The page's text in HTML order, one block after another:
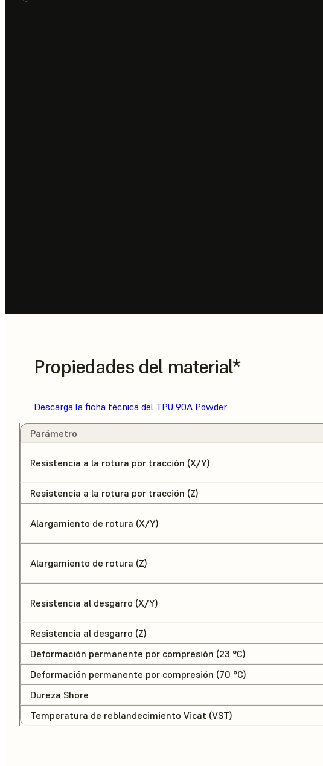
Propiedades del material*
Descarga la ficha técnica del TPU 90A Powder
Parámetro
Resistencia a la rotura por tracción (X/Y)
Resistencia a la rotura por tracción (Z)
Alargamiento de rotura (X/Y)
Alargamiento de rotura (Z)
Resistencia al desgarro (X/Y)
Resistencia al desgarro (Z)
Deformación permanente por compresión (23 °C)
Deformación permanente por compresión (70 °C)
Dureza Shore
Temperatura de reblandecimiento Vicat (VST)